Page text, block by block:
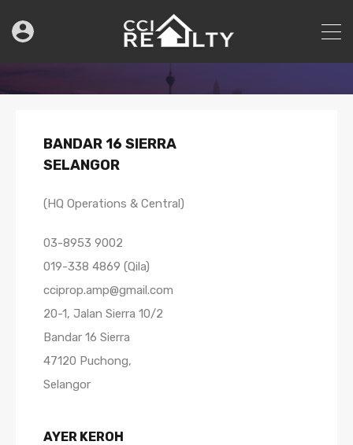
BANDAR 16 SIERRA
SELANGOR
(HQ Operations & Central)
03-8953 9002
019-338 4869 (Qila)
cciprop.amp@gmail.com
20-1, Jalan Sierra 10/2
Bandar 16 Sierra
47120 Puchong,
Selangor
AYER KEROH